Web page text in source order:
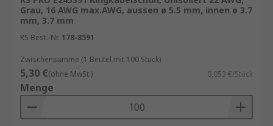
Kabelschuhe in Ringform haben die Fähigkeit zur
Aufnahme von größerer Litze. Für diese
Hochleistungs-Verbinder sind Spezialwerkzeuge
Welche verschiedenen Kontakt-Materialien
bieten wir an?
Grau, 16 AWG max.AWG, aussen ø 5.5 mm, innen ø 3.7
mm, 3.7 mm
RS Best.-Nr. 178-8591
Zwischensumme (1 Beutel mit 100 Stück)
5,30 €(ohne MwSt.) 0,053 €/Stück
Menge